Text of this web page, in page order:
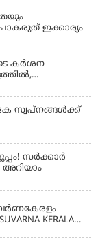
ഇക്കാര്യം
കർശന
സ്വപ്നങ്ങൾക്ക്
സർക്കാർ
സുവര്‍ണകേരളം
KERALAM